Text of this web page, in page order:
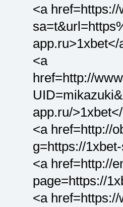
<a
app.ru>1xbet</
<a
href=http://
app.ru/
<a href=http://
g=https://
<a href=http://
page=https://
<a